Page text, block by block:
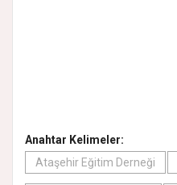
Anahtar Kelimeler:
Ataşehir Eğitim Derneği